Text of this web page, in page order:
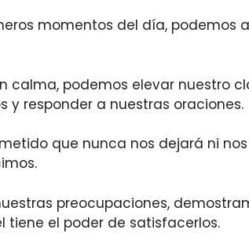
momentos del día, podemos
podemos elevar nuestro
y responder a nuestras oraciones.
que nunca nos dejará ni
preocupaciones,
tiene el poder de satisfacerlos.